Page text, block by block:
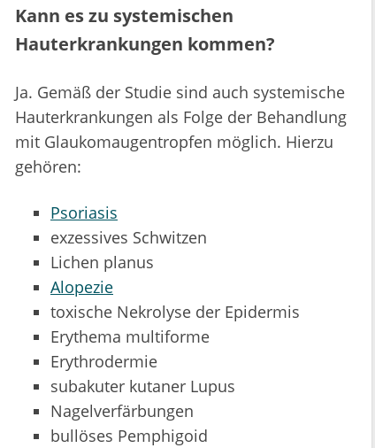
Kann es zu systemischen
Hauterkrankungen kommen?
Ja. Gemäß der Studie sind auch systemische
Hauterkrankungen als Folge der Behandlung
mit Glaukomaugentropfen möglich. Hierzu
gehören:
Psoriasis
exzessives Schwitzen
Lichen planus
Alopezie
toxische Nekrolyse der Epidermis
Erythema multiforme
Erythrodermie
subakuter kutaner Lupus
Nagelverfärbungen
bullöses Pemphigoid